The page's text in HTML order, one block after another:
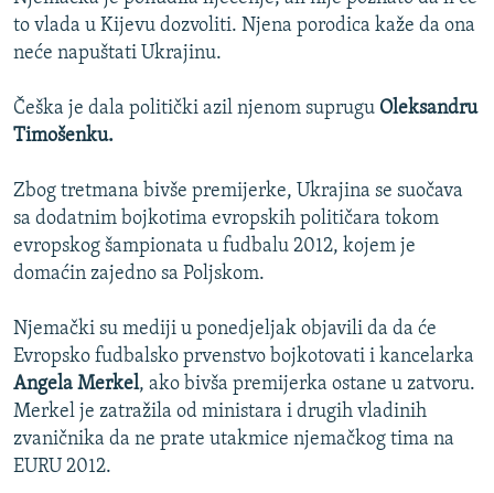
to vlada u Kijevu dozvoliti. Njena porodica kaže da ona
neće napuštati Ukrajinu.
Češka je dala politički azil njenom suprugu Oleksandru
Timošenku.
Zbog tretmana bivše premijerke, Ukrajina se suočava
sa dodatnim bojkotima evropskih političara tokom
evropskog šampionata u fudbalu 2012, kojem je
domaćin zajedno sa Poljskom.
Njemački su mediji u ponedjeljak objavili da da će
Evropsko fudbalsko prvenstvo bojkotovati i kancelarka
Angela Merkel, ako bivša premijerka ostane u zatvoru.
Merkel je zatražila od ministara i drugih vladinih
zvaničnika da ne prate utakmice njemačkog tima na
EURU 2012.